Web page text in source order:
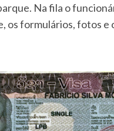
Na fila o
os formulários, fotos e